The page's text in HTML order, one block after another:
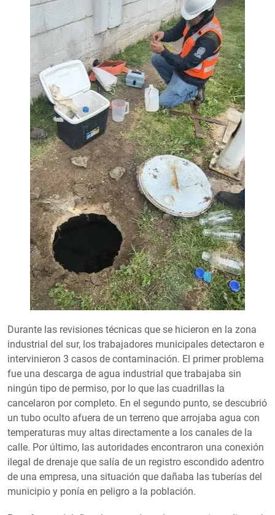
Durante las revisiones técnicas que se hicieron en la zona
industrial del sur, los trabajadores municipales detectaron e
intervinieron 3 casos de contaminación. El primer problema
fue una descarga de agua industrial que trabajaba sin
ningún tipo de permiso, por lo que las cuadrillas la
cancelaron por completo. En el segundo punto, se descubrió
un tubo oculto afuera de un terreno que arrojaba agua con
temperaturas muy altas directamente a los canales de la
calle. Por último, las autoridades encontraron una conexión
ilegal de drenaje que salía de un registro escondido adentro
de una empresa, una situación que dañaba las tuberías del
municipio y ponía en peligro a la población.